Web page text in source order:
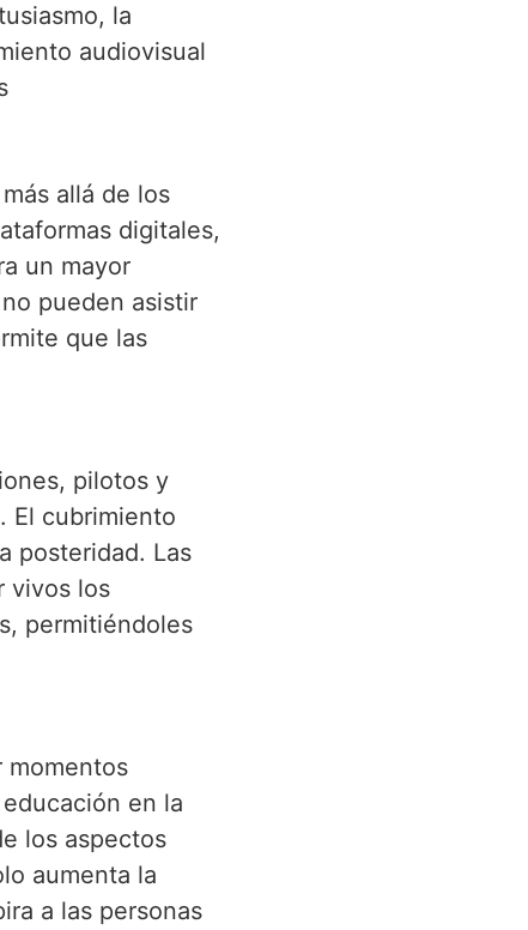
la
audiovisual
allá de los
digitales,
un mayor
pueden asistir
que las
pilotos y
El cubrimiento
posteridad. Las
vivos los
permitiéndoles
momentos
en la
los aspectos
aumenta la
a las personas